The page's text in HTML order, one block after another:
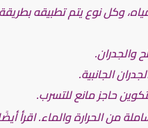
وكل نوع يتم تطبيقه
والجدران.
الجانبية.
حاجز مانع للتسرب.
من الحرارة والماء. اقرأ